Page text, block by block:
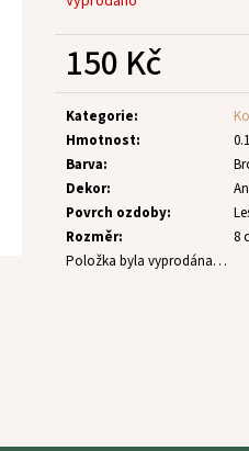
150 Kč
Měrná
cena:
Kategorie:
Hmotnost:
Barva:
Dekor:
Povrch ozdoby:
Rozměr:
8
Položka byla vyprodána…